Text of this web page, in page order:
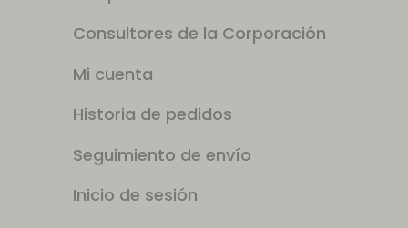
Consultores de la Corporación
Mi cuenta
Historia de pedidos
Seguimiento de envío
Inicio de sesión